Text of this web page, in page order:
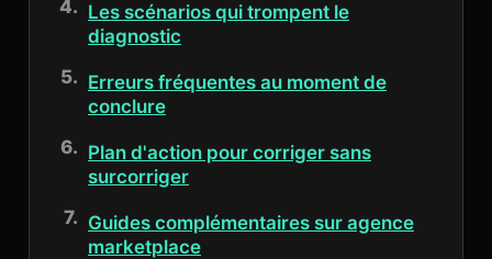
Les scénarios qui trompent le
diagnostic
Erreurs fréquentes au moment de
conclure
Plan d'action pour corriger sans
surcorriger
Guides complémentaires sur agence
marketplace